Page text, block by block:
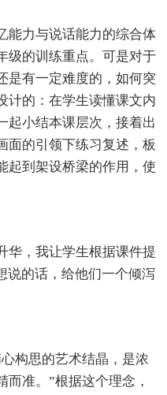
能力与说话能力的综合体
级的训练重点。可是对于
是有一定难度的，如何突
计的：在学生读懂课文内
起小结本课层次，接着出
面的引领下练习复述，板
起到架设桥梁的作用，使
华，我让学生根据课件提
的话，给他们一个倾泻
构思的艺术结晶，是浓
准。”根据这个理念，